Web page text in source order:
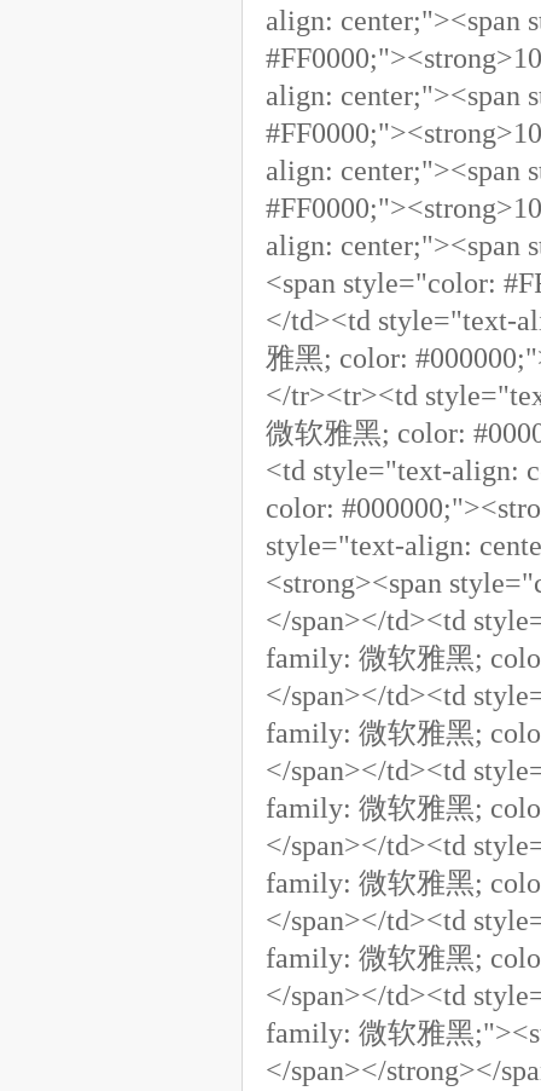
align:
align:
align:
align:
<span style="color:
</td><td style="text-
雅黑; color:
</tr><tr><td
微软雅黑; color:
<td style="text-align:
color:
style="text-align:
<strong><span
</span></td><td
family: 微软雅黑;
</span></td><td
family: 微软雅黑;
</span></td><td
family: 微软雅黑;
</span></td><td
family: 微软雅黑;
</span></td><td
family: 微软雅黑;
</span></td><td
family: 微软雅黑
</span></strong></